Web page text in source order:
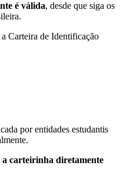
é válida, desde que siga os
Carteira de Identificação
por entidades estudantis
carteirinha diretamente